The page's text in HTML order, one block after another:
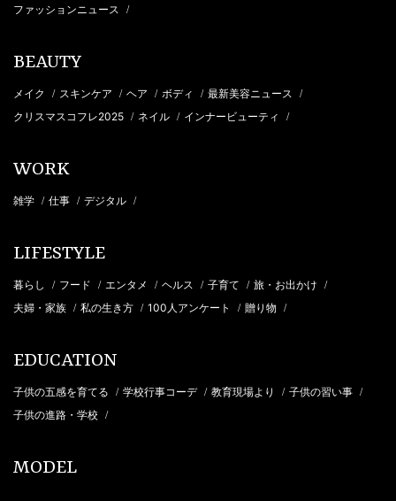
ファッションニュース /
BEAUTY
メイク / スキンケア / ヘア / ボディ / 最新美容ニュース /
クリスマスコフレ2025 / ネイル / インナービューティ /
WORK
雑学 / 仕事 / デジタル /
LIFESTYLE
暮らし / フード / エンタメ / ヘルス / 子育て / 旅・お出かけ /
夫婦・家族 / 私の生き方 / 100人アンケート / 贈り物 /
EDUCATION
子供の五感を育てる / 学校行事コーデ / 教育現場より / 子供の習い事 /
子供の進路・学校 /
MODEL